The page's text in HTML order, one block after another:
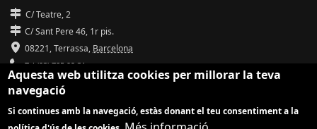
C/ Teatre, 2
C/ Sant Pere 46, 1r pis.
08221,Terrassa, Barcelona
Tel (93) 785 92 31
info@amicsdelesarts-jjmm.cat
www.amicsdelesarts-jjmm.cat
Aquesta web utilitza cookies per millorar la teva
navegació
Si continues amb la navegació, estàs donant el teu consentiment a la